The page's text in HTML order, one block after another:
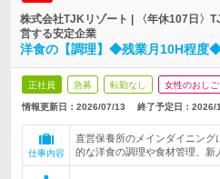
株式会社TJKリゾート | 〈年休107日〉
営する安定企業
洋食の【調理】◆残業月10H程度
正社員 急募 転勤なし 女性のおし
情報更新日：2026/07/13 終了予定日： 2026/
仕事内容
直営保養所のメインダイニン
的な洋食の調理や食材管理、新